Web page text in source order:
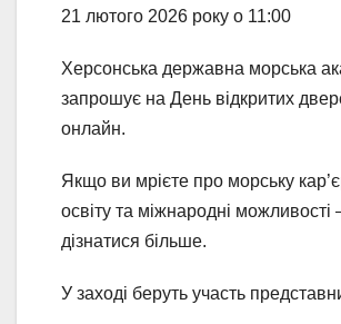
21 лютого 2026 року о 11:00
Херсонська державна морська
запрошує на День відкритих
онлайн.
Якщо ви мрієте про морську
освіту та міжнародні можливості
дізнатися більше.
У заході беруть участь